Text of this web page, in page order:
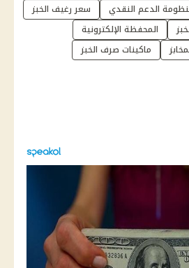
الدعم النقدي
سعر رغيف الخبز
المحفظة الإلكترونية
ماكينات صرف الخبز